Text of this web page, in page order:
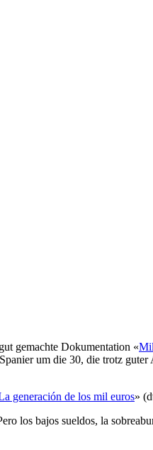
gemachte Dokumentation «
um die 30, die trotz
generación de los mil euros»
los bajos sueldos, la